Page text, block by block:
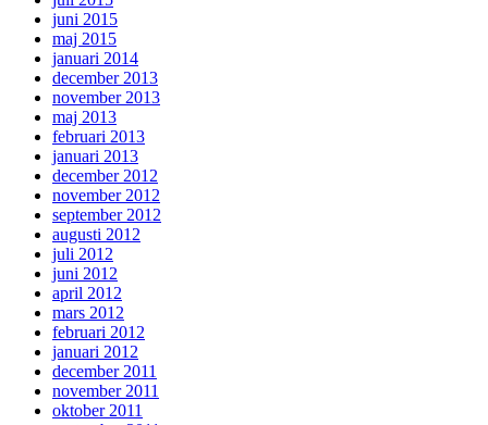
juni 2015
maj 2015
januari 2014
december 2013
november 2013
maj 2013
februari 2013
januari 2013
december 2012
november 2012
september 2012
augusti 2012
juli 2012
juni 2012
april 2012
mars 2012
februari 2012
januari 2012
december 2011
november 2011
oktober 2011